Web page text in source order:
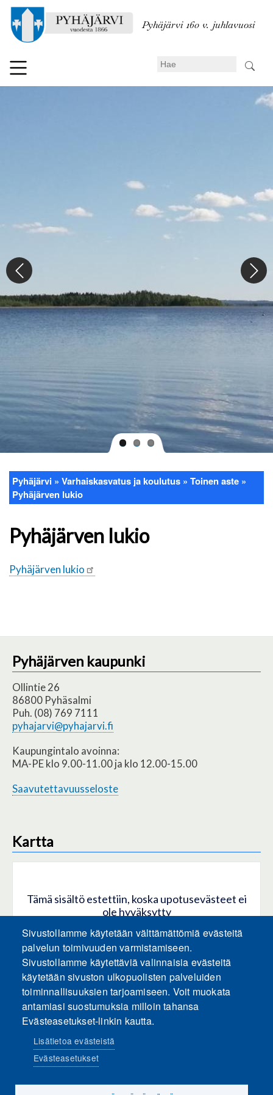
pääsisältöön
Pyhäjärvi 160 v. juhlavuosi
Search
Murupolku
Pyhäjärvi Varhaiskasvatus ja koulutus
Toinen aste
Pyhäjärven lukio
Pyhäjärven lukio
Pyhäjärven lukio
Pyhäjärven kaupunki
Ollintie 26
86800 Pyhäsalmi
Puh. (08) 769 7111
pyhajarvi@pyhajarvi.fi
Kaupungintalo avoinna:
MA-PE klo 9.00-11.00 ja klo 12.00-15.00
Saavutettavuusseloste
Kartta
Tämä sisältö estettiin, koska upotusevästeet ei
ole hyväksytty
HYVÄKSY KAIKKI EVÄSTEET
Hyväksy vain upotusevästeet
Sosiaalinen media
Sivustollamme käytetään välttämättömiä evästeitä
palvelun toimivuuden varmistamiseen.
Sivustollamme käytettäviä valinnaisia evästeitä
käytetään sivuston ulkopuolisten palveluiden
toiminnallisuuksien tarjoamiseen. Voit muokata
antamiasi suostumuksia milloin tahansa
Evästeasetukset-linkin kautta.
Lisätietoa evästeistä
Evästeasetukset